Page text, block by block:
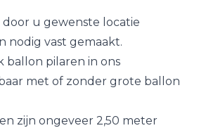
u gewenste locatie
nodig vast gemaakt.
ballon pilaren in ons
met of zonder grote ballon
zijn ongeveer 2,50 meter